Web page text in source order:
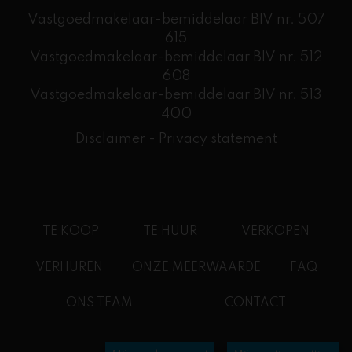
Vastgoedmakelaar-bemiddelaar BIV nr. 507
615
Vastgoedmakelaar-bemiddelaar BIV nr. 512
608
​Vastgoedmakelaar-bemiddelaar BIV nr. 513
400
Disclaimer - Privacy statement
TE KOOP TE HUUR VERKOPEN
VERHUREN ONZE MEERWAARDE FAQ
ONS TEAM CONTACT